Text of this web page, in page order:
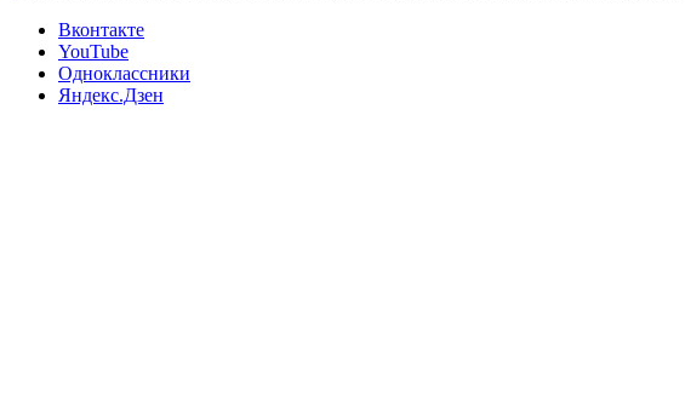
Вконтакте
YouTube
Одноклассники
Яндекс.Дзен